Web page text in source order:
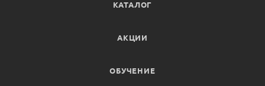
КАТАЛОГ
АКЦИИ
ОБУЧЕНИЕ